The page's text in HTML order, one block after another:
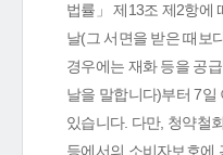
법률」 제13조 제2항에
날(그 서면을 받은 때보
경우에는 재화 등을 공
날을 말합니다)부터 7일
있습니다. 다만, 청약철
등에서의 소비자보호에